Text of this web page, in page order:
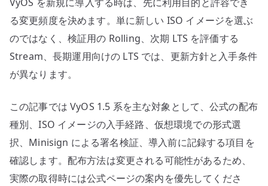
方
へ
の
る変更頻度を決めます。単に新しい ISO イメージを選ぶ
のではなく、検証用の Rolling、次期 LTS を評価する
Stream、長期運用向けの LTS では、更新方針と入手条件
が異なります。
この記事では VyOS 1.5 系を主な対象として、公式の配布
種別、ISO イメージの入手経路、仮想環境での形式選
択、Minisign による署名検証、導入前に記録する項目を
確認します。配布方法は変更される可能性があるため、
実際の取得時には公式ページの案内を優先してくださ